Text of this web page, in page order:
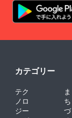
カテゴリー
テク
ノロ
ジー
ま
ち
づ